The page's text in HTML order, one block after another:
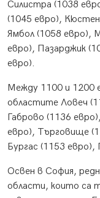
Силистра (1038
(1045 евро),
Ямбол (1058 евро),
евро), Пазарджик
евро).
Между 1100 и 1200
областите Ловеч
Габрово (1136
евро), Търговище
Бургас (1153 евро),
Освен в София,
области, които са